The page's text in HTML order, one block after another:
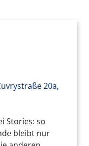
20a,
Stories: so
bleibt nur